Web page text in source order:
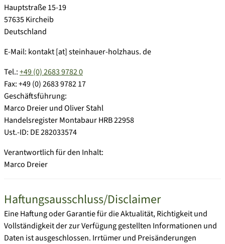
Hauptstraße 15-19
57635 Kircheib
Deutschland
E-Mail: kontakt [at] steinhauer-holzhaus. de
Tel.:+49 (0) 2683 9782 0
Fax:+49 (0) 2683 9782 17
Geschäftsführung:
Marco Dreier und Oliver Stahl
Handelsregister Montabaur HRB 22958
Ust.-ID: DE 282033574
Verantwortlich für den Inhalt:
Marco Dreier
Haftungsausschluss/Disclaimer
Eine Haftung oder Garantie für die Aktualität, Richtigkeit und
Vollständigkeit der zur Verfügung gestellten Informationen und
Daten ist ausgeschlossen. Irrtümer und Preisänderungen